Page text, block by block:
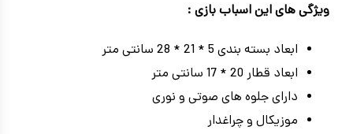
ویژگی های این اسباب بازی :
ابعاد بسته بندی 5 * 21 * 28 سانتی متر
ابعاد قطار 20 * 17 سانتی متر
دارای جلوه های صوتی و نوری
موزیکال و چراغدار